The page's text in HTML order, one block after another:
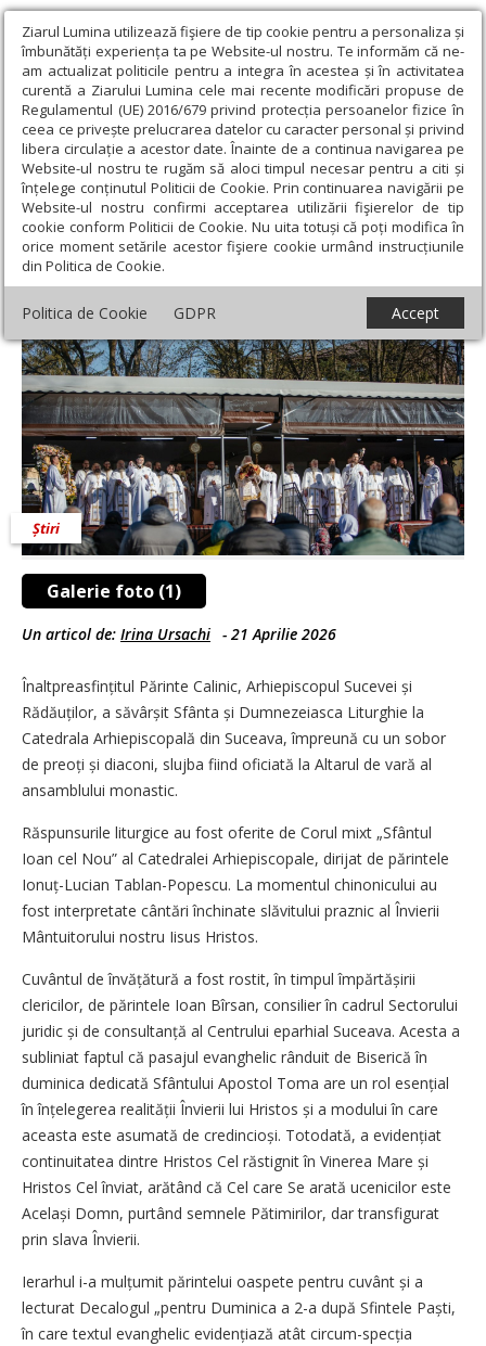
Ziarul Lumina utilizează fişiere de tip cookie pentru a personaliza și
îmbunătăți experiența ta pe Website-ul nostru. Te informăm că ne-
am actualizat politicile pentru a integra în acestea și în activitatea
curentă a Ziarului Lumina cele mai recente modificări propuse de
Regulamentul (UE) 2016/679 privind protecția persoanelor fizice în
ceea ce privește prelucrarea datelor cu caracter personal și privind
libera circulație a acestor date. Înainte de a continua navigarea pe
Website-ul nostru te rugăm să aloci timpul necesar pentru a citi și
înțelege conținutul Politicii de Cookie. Prin continuarea navigării pe
Website-ul nostru confirmi acceptarea utilizării fişierelor de tip
cookie conform Politicii de Cookie. Nu uita totuși că poți modifica în
orice moment setările acestor fişiere cookie urmând instrucțiunile
din Politica de Cookie.
Politica de Cookie GDPR Accept
Ziarul Lumina › Actualitate religioasă › Știri › Duminica a 2-a
după Paști la Catedrala Arhiepiscopală din Suceava
Duminica a 2-a după Paști la Catedrala
Arhiepiscopală din Suceava
Galerie foto (1)
Știri
Un articol de: Irina Ursachi - 21 Aprilie 2026
Înaltpreasfințitul Părinte Calinic, Arhiepiscopul Sucevei și
Rădăuților, a săvârșit Sfânta și Dumnezeiasca Liturghie la
Catedrala Arhiepiscopală din Suceava, împreună cu un sobor
de preoți și diaconi, slujba fiind oficiată la Altarul de vară al
ansamblului monastic.
Răspunsurile liturgice au fost oferite de Corul mixt „Sfântul
Ioan cel Nou” al Catedralei Arhiepiscopale, dirijat de părintele
Ionuț-Lucian Tablan-Popescu. La momentul chinonicului au
fost interpretate cântări închinate slăvitului praznic al Învierii
Mântuitorului nostru Iisus Hristos.
Cuvântul de învățătură a fost rostit, în timpul împărtășirii
clericilor, de părintele Ioan Bîrsan, consilier în cadrul Sectorului
juridic și de consultanță al Centrului eparhial Suceava. Acesta a
subliniat faptul că pasajul evanghelic rânduit de Biserică în
duminica dedicată Sfântului Apostol Toma are un rol esențial
în înțelegerea realității Învierii lui Hristos și a modului în care
aceasta este asumată de credincioși. Totodată, a evidențiat
continuitatea dintre Hristos Cel răstignit în Vinerea Mare și
Hristos Cel înviat, arătând că Cel care Se arată ucenicilor este
Același Domn, purtând semnele Pătimirilor, dar transfigurat
prin slava Învierii.
Ierarhul i-a mulțumit părintelui oaspete pentru cuvânt și a
lecturat Decalogul „pentru Duminica a 2-a după Sfintele Paști,
în care textul evanghelic evidențiază atât circum­-­s­pecția